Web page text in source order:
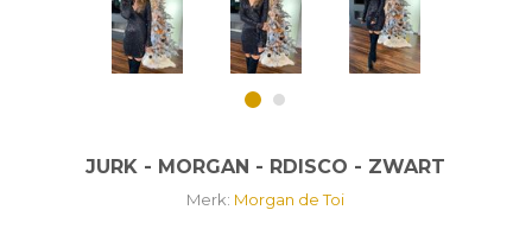
JURK - MORGAN - RDISCO - ZWART
Merk: Morgan de Toi